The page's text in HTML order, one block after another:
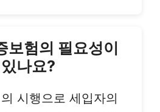
보험의 필요성이
나요?
시행으로 세입자의